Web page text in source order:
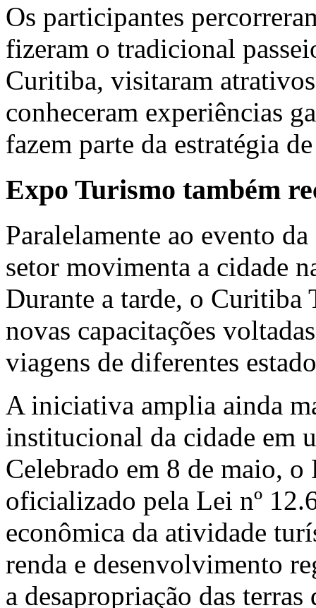
Os participantes
fizeram o tradicional
Curitiba, visitaram
conheceram experiências
fazem parte da estratégia
Expo Turismo também
Paralelamente ao evento
setor movimenta a cidade
Durante a tarde, o Curitiba
novas capacitações
viagens de diferentes
A iniciativa amplia ainda
institucional da cidade em
Celebrado em 8 de maio,
oficializado pela Lei nº
econômica da atividade
renda e desenvolvimento
a desapropriação das